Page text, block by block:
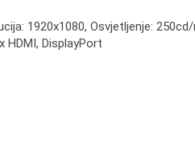
1920x1080, Osvjetljenje:
HDMI, DisplayPort